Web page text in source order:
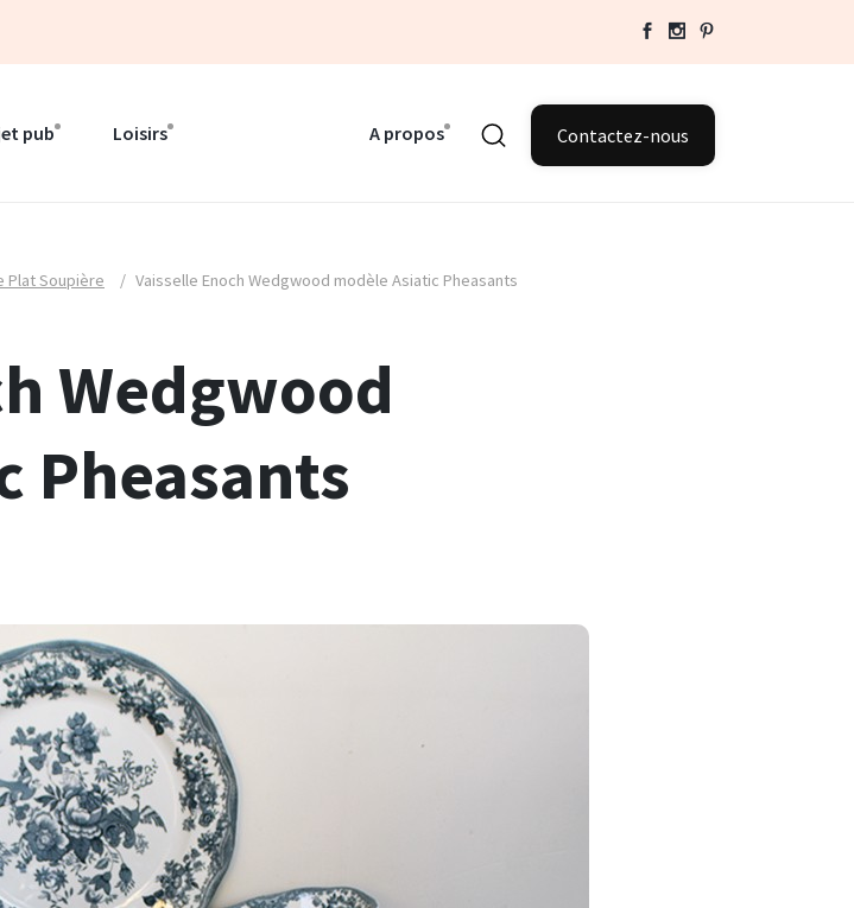
pub Loisirs A propos Contactez-nous
Plat Soupière / Vaisselle Enoch Wedgwood modèle Asiatic Pheasants
Wedgwood
Pheasants